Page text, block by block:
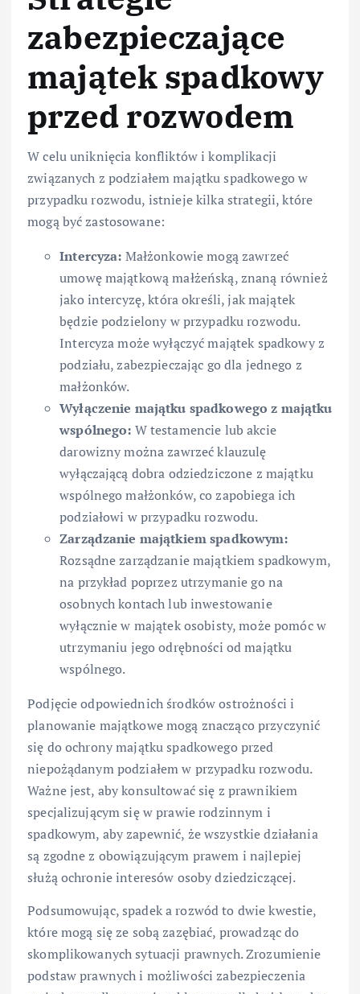
zabezpieczające
majątek spadkowy
przed rozwodem
W celu uniknięcia konfliktów i komplikacji
związanych z podziałem majątku spadkowego w
przypadku rozwodu, istnieje kilka strategii, które
mogą być zastosowane:
Intercyza: Małżonkowie mogą zawrzeć
umowę majątkową małżeńską, znaną również
jako intercyzę, która określi, jak majątek
będzie podzielony w przypadku rozwodu.
Intercyza może wyłączyć majątek spadkowy z
podziału, zabezpieczając go dla jednego z
małżonków.
Wyłączenie majątku spadkowego z majątku
wspólnego: W testamencie lub akcie
darowizny można zawrzeć klauzulę
wyłączającą dobra odziedziczone z majątku
wspólnego małżonków, co zapobiega ich
podziałowi w przypadku rozwodu.
Zarządzanie majątkiem spadkowym:
Rozsądne zarządzanie majątkiem spadkowym,
na przykład poprzez utrzymanie go na
osobnych kontach lub inwestowanie
wyłącznie w majątek osobisty, może pomóc w
utrzymaniu jego odrębności od majątku
wspólnego.
Podjęcie odpowiednich środków ostrożności i
planowanie majątkowe mogą znacząco przyczynić
się do ochrony majątku spadkowego przed
niepożądanym podziałem w przypadku rozwodu.
Ważne jest, aby konsultować się z prawnikiem
specjalizującym się w prawie rodzinnym i
spadkowym, aby zapewnić, że wszystkie działania
są zgodne z obowiązującym prawem i najlepiej
służą ochronie interesów osoby dziedziczącej.
Podsumowując, spadek a rozwód to dwie kwestie,
które mogą się ze sobą zazębiać, prowadząc do
skomplikowanych sytuacji prawnych. Zrozumienie
podstaw prawnych i możliwości zabezpieczenia